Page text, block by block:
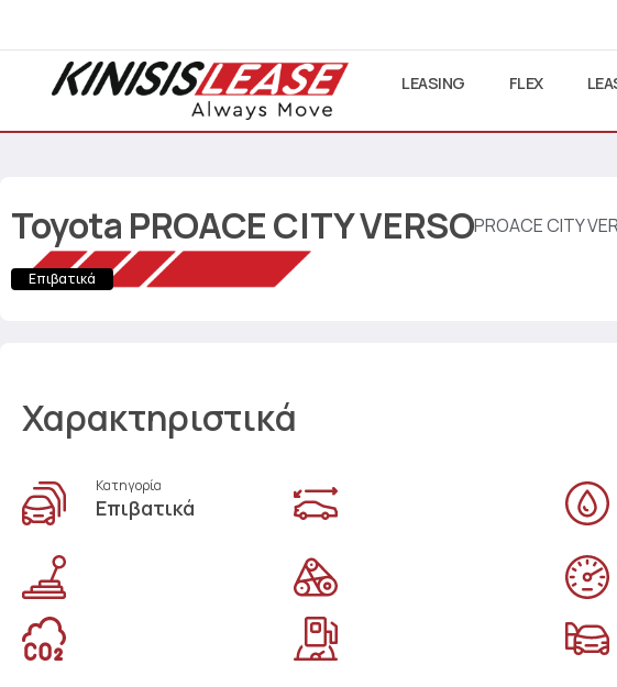
LEASING FLEX
Toyota PROACE CITY VERSOPROACE CITY
Επιβατικά
Χαρακτηριστικά
Κατηγορία
Επιβατικά